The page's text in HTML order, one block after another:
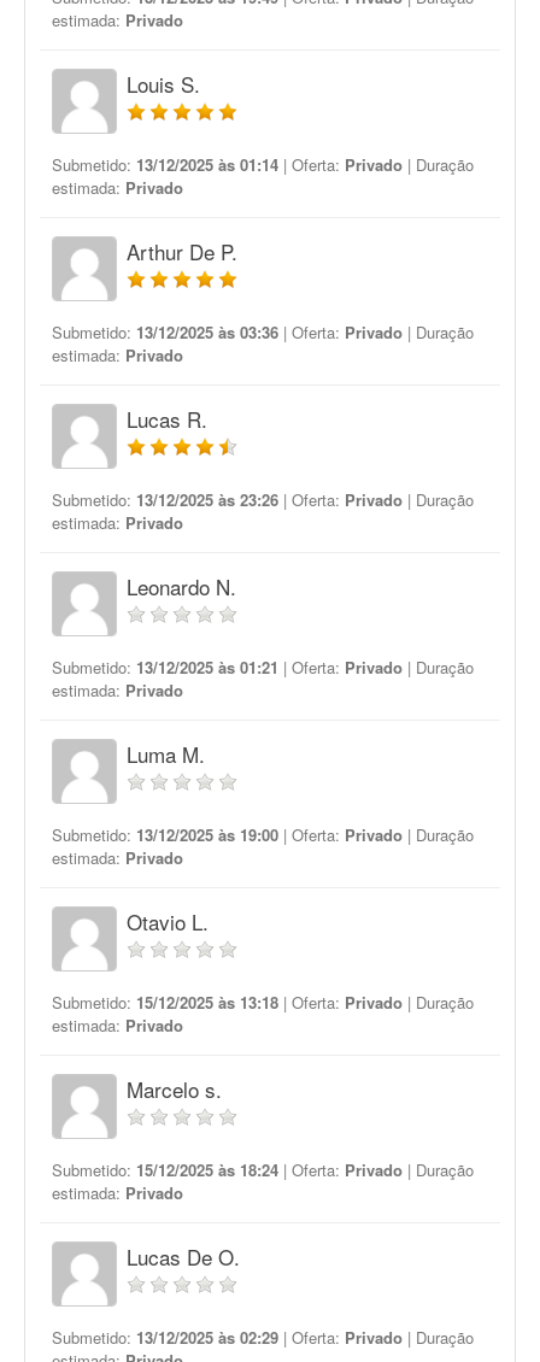
estimada: Privado
Louis S.
Submetido: 13/12/2025 às 01:14 | Oferta: Privado | Duração
estimada: Privado
Arthur De P.
Submetido: 13/12/2025 às 03:36 | Oferta: Privado | Duração
estimada: Privado
Lucas R.
Submetido: 13/12/2025 às 23:26 | Oferta: Privado | Duração
estimada: Privado
Leonardo N.
Submetido: 13/12/2025 às 01:21 | Oferta: Privado | Duração
estimada: Privado
Luma M.
Submetido: 13/12/2025 às 19:00 | Oferta: Privado | Duração
estimada: Privado
Otavio L.
Submetido: 15/12/2025 às 13:18 | Oferta: Privado | Duração
estimada: Privado
Marcelo s.
Submetido: 15/12/2025 às 18:24 | Oferta: Privado | Duração
estimada: Privado
Lucas De O.
Submetido: 13/12/2025 às 02:29 | Oferta: Privado | Duração